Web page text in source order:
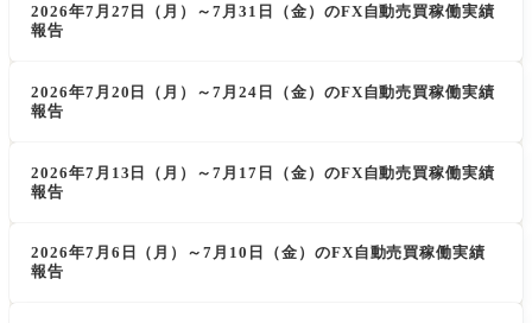
2026年7月27日（月）～7月31日（金）のFX自動売買稼働実績
報告
2026年7月20日（月）～7月24日（金）のFX自動売買稼働実績
報告
2026年7月13日（月）～7月17日（金）のFX自動売買稼働実績
報告
2026年7月6日（月）～7月10日（金）のFX自動売買稼働実績
報告